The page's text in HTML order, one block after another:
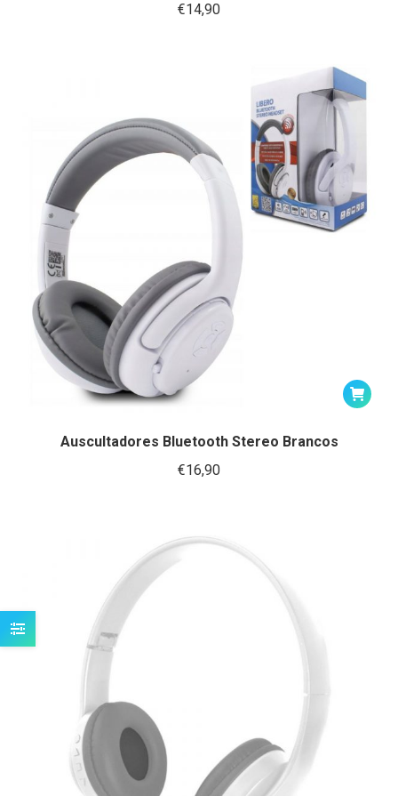
€14,90
Auscultadores Bluetooth Stereo Brancos
€16,90